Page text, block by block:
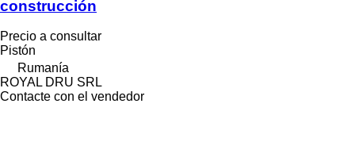
construcción
Precio a consultar
Pistón
Rumanía
ROYAL DRU SRL
Contacte con el vendedor